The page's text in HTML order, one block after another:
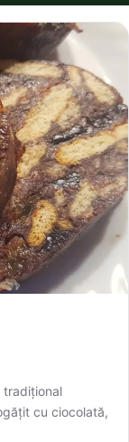
CAUTA
tradițional
cu ciocolată,